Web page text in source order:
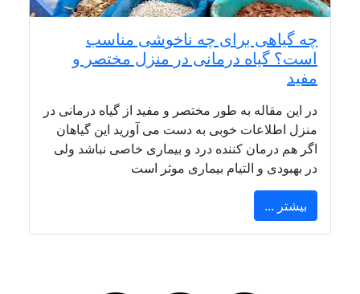
چه گیاهی برای چه ناخوشی مناسب
است؟ گیاه درمانی در منزل مختصر و
مفید
در این مقاله به طور مختصر و مفید از گیاه درمانی در
منزل اطلاعات خوبی به دست می آورید این گیاهان
اگر هم درمان کننده درد و بیماری خاصی نباشد ولی
در بهبودی و التیام بیماری موثر است
بیشتر ...